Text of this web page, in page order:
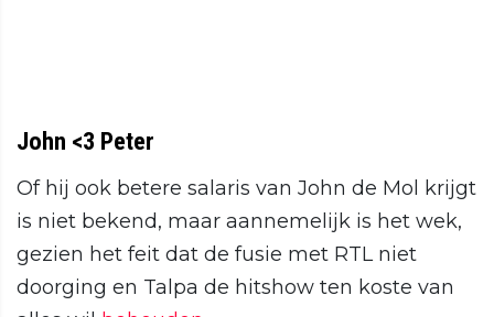
John <3 Peter
Of hij ook betere salaris van John de Mol krijgt
is niet bekend, maar aannemelijk is het wek,
gezien het feit dat de fusie met RTL niet
doorging en Talpa de hitshow ten koste van